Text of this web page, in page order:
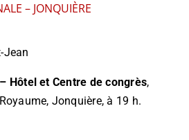
– JONQUIÈRE
Jean
Hôtel et Centre de congrès,
Jonquière, à 19 h.